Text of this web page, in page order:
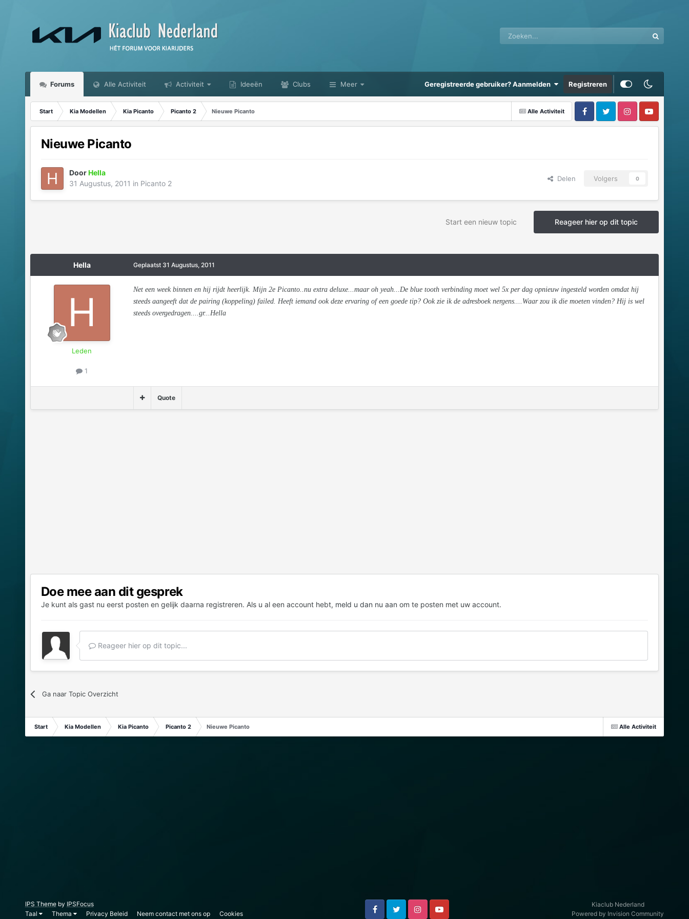
Forums Alle Activiteit Activiteit Ideeën Clubs Meer Geregistreerde gebruiker? Aanmelden Registreren
Alle Activiteit
Start Kia Modellen Kia Picanto Picanto 2 Nieuwe Picanto
Nieuwe Picanto
DoorHella
31 Augustus, 2011 in Picanto 2
Delen Volgers 0
Reageer hier op dit topic
Start een nieuw topic
Hella
Leden
1
Geplaatst 31 Augustus, 2011
Net een week binnen en hij rijdt heerlijk. Mijn 2e Picanto..nu extra deluxe...maar oh yeah...De blue tooth verbinding moet wel 5x per dag opnieuw ingesteld worden omdat hij
steeds aangeeft dat de pairing (koppeling) failed. Heeft iemand ook deze ervaring of een goede tip? Ook zie ik de adresboek nergens....Waar zou ik die moeten vinden? Hij is wel
steeds overgedragen....gr...Hella
Quote
Doe mee aan dit gesprek
Je kunt als gast nu eerst posten en gelijk daarna registreren. Als u al een account hebt, meld u dan nu aan om te posten met uw account.
Reageer hier op dit topic...
Ga naar Topic Overzicht
Alle Activiteit
Start Kia Modellen Kia Picanto Picanto 2 Nieuwe Picanto
IPS Themeby IPSFocus
Taal
Thema Privacy Beleid Neem contact met ons op Cookies
Kiaclub Nederland
Powered by Invision Community